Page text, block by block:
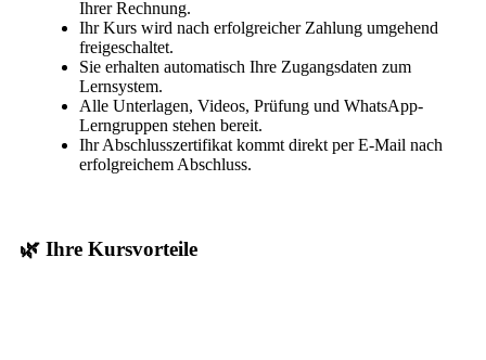
Ihrer Rechnung.
Ihr Kurs wird nach erfolgreicher Zahlung umgehend
freigeschaltet.
Sie erhalten automatisch Ihre Zugangsdaten zum
Lernsystem.
Alle Unterlagen, Videos, Prüfung und WhatsApp-
Lerngruppen stehen bereit.
Ihr Abschlusszertifikat kommt direkt per E-Mail nach
erfolgreichem Abschluss.
🌿 Ihre Kursvorteile